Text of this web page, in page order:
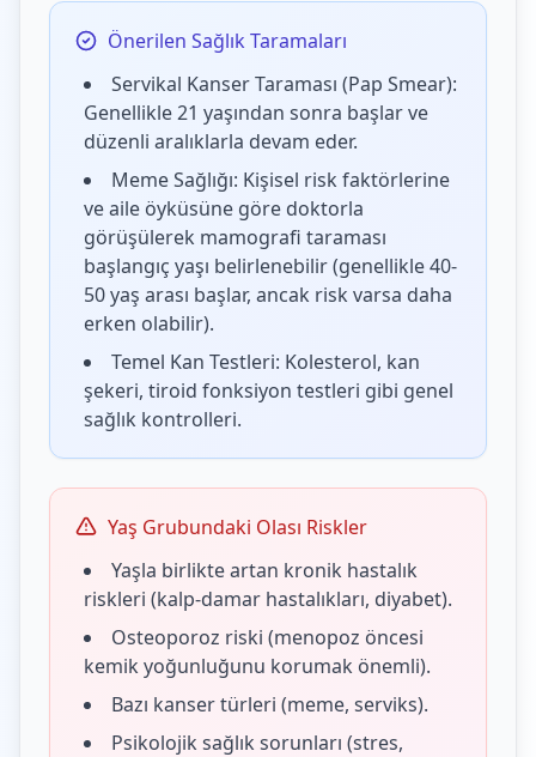
Önerilen Sağlık Taramaları
Servikal Kanser Taraması (Pap Smear):
Genellikle 21 yaşından sonra başlar ve
düzenli aralıklarla devam eder.
Meme Sağlığı: Kişisel risk faktörlerine
ve aile öyküsüne göre doktorla
görüşülerek mamografi taraması
başlangıç yaşı belirlenebilir (genellikle 40-
50 yaş arası başlar, ancak risk varsa daha
erken olabilir).
Temel Kan Testleri: Kolesterol, kan
şekeri, tiroid fonksiyon testleri gibi genel
sağlık kontrolleri.
Yaş Grubundaki Olası Riskler
Yaşla birlikte artan kronik hastalık
riskleri (kalp-damar hastalıkları, diyabet).
Osteoporoz riski (menopoz öncesi
kemik yoğunluğunu korumak önemli).
Bazı kanser türleri (meme, serviks).
Psikolojik sağlık sorunları (stres,